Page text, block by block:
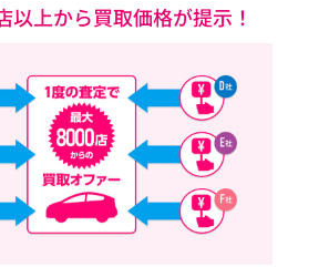
以上から買取価格が提示！